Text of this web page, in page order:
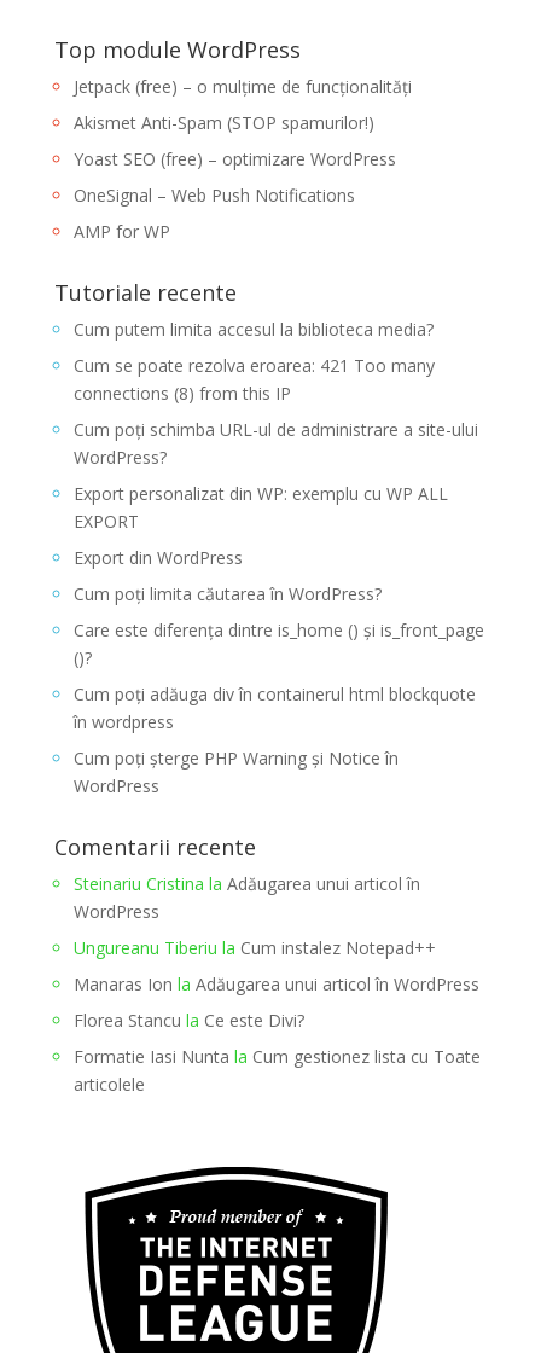
Top module WordPress
Jetpack (free) – o mulțime de funcționalități
Akismet Anti-Spam (STOP spamurilor!)
Yoast SEO (free) – optimizare WordPress
OneSignal – Web Push Notifications
AMP for WP
Tutoriale recente
Cum putem limita accesul la biblioteca media?
Cum se poate rezolva eroarea: 421 Too many
connections (8) from this IP
Cum poți schimba URL-ul de administrare a site-ului
WordPress?
Export personalizat din WP: exemplu cu WP ALL
EXPORT
Export din WordPress
Cum poți limita căutarea în WordPress?
Care este diferența dintre is_home () și is_front_page
()?
Cum poți adăuga div în containerul html blockquote
în wordpress
Cum poți șterge PHP Warning și Notice în
WordPress
Comentarii recente
Steinariu Cristina la Adăugarea unui articol în
WordPress
Ungureanu Tiberiu la Cum instalez Notepad++
Manaras Ion la Adăugarea unui articol în WordPress
Florea Stancu la Ce este Divi?
Formatie Iasi Nunta la Cum gestionez lista cu Toate
articolele